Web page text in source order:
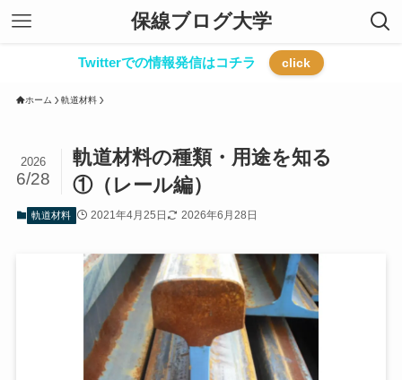
保線ブログ大学
Twitterでの情報発信はコチラ click
ホーム 軌道材料
軌道材料の種類・用途を知る
①（レール編）
2026
6/28
軌道材料 2021年4月25日 2026年6月28日